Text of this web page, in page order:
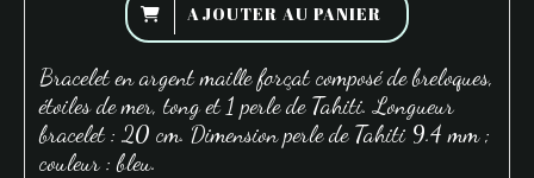
AJOUTER AU PANIER
Bracelet en argent maille forçat composé de breloques,
étoiles de mer, tong et 1 perle de Tahiti. Longueur
bracelet : 20 cm. Dimension perle de Tahiti 9.4 mm ;
couleur : bleu.